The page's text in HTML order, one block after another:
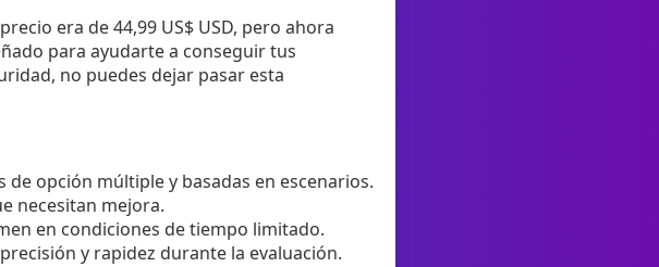
era de 44,99 US$ USD, pero ahora
para ayudarte a conseguir tus
no puedes dejar pasar esta
opción múltiple y basadas en escenarios.
necesitan mejora.
en condiciones de tiempo limitado.
y rapidez durante la evaluación.